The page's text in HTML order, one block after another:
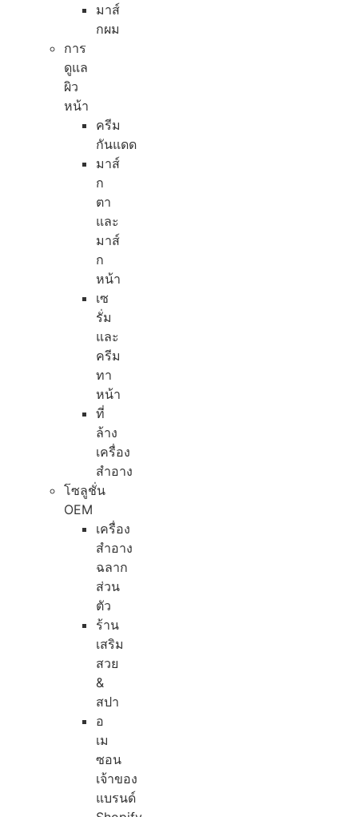
มาส์
กผม
การ
ดูแล
ผิว
หน้า
ครีม
กันแดด
มาส์
ก
ตา
และ
มาส์
ก
หน้า
เซ
รั่ม
และ
ครีม
ทา
หน้า
ที่
ล้าง
เครื่อง
สำอาง
โซลูชั่น
OEM
เครื่อง
สำอาง
ฉลาก
ส่วน
ตัว
ร้าน
เสริม
สวย
&
สปา
อ
เม
ซอน
เจ้าของ
แบรนด์